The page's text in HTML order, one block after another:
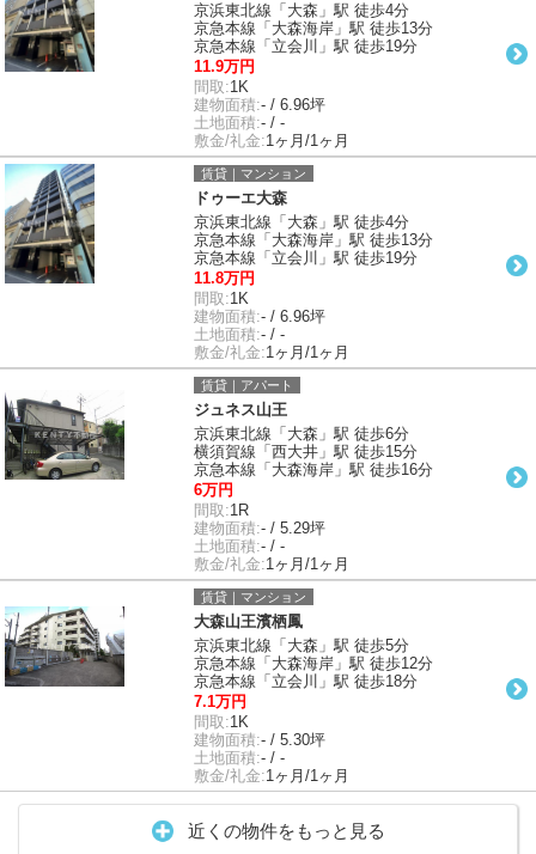
京浜東北線「大森」駅 徒歩4分
京急本線「大森海岸」駅 徒歩13分
京急本線「立会川」駅 徒歩19分
11.9万円
間取:1K
建物面積:- / 6.96坪
土地面積:- / -
敷金/礼金:1ヶ月/1ヶ月
賃貸｜マンション
ドゥーエ大森
京浜東北線「大森」駅 徒歩4分
京急本線「大森海岸」駅 徒歩13分
京急本線「立会川」駅 徒歩19分
11.8万円
間取:1K
建物面積:- / 6.96坪
土地面積:- / -
敷金/礼金:1ヶ月/1ヶ月
賃貸｜アパート
ジュネス山王
京浜東北線「大森」駅 徒歩6分
横須賀線「西大井」駅 徒歩15分
京急本線「大森海岸」駅 徒歩16分
6万円
間取:1R
建物面積:- / 5.29坪
土地面積:- / -
敷金/礼金:1ヶ月/1ヶ月
賃貸｜マンション
大森山王濱栖鳳
京浜東北線「大森」駅 徒歩5分
京急本線「大森海岸」駅 徒歩12分
京急本線「立会川」駅 徒歩18分
7.1万円
間取:1K
建物面積:- / 5.30坪
土地面積:- / -
敷金/礼金:1ヶ月/1ヶ月
近くの物件をもっと見る